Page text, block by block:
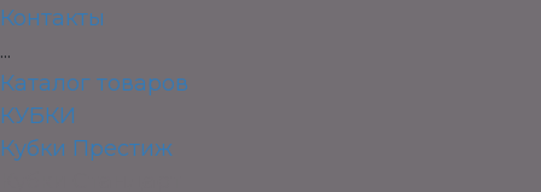
Контакты
...
Каталог товаров
КУБКИ
Кубки Престиж